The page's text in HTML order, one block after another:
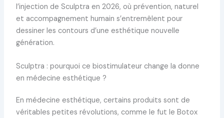
l’injection de Sculptra en 2026, où prévention, naturel
et accompagnement humain s’entremêlent pour
dessiner les contours d’une esthétique nouvelle
génération.
Sculptra : pourquoi ce biostimulateur change la donne
en médecine esthétique ?
En médecine esthétique, certains produits sont de
véritables petites révolutions, comme le fut le Botox